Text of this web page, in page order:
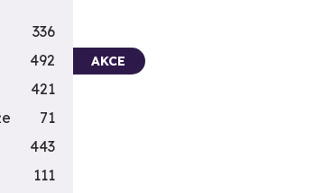
AKCE
336
492
421
71
443
111